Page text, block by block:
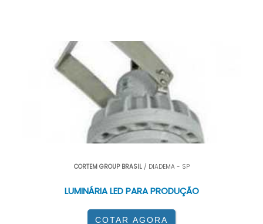
CORTEM GROUP BRASIL/ DIADEMA - SP
LUMINÁRIA LED PARA PRODUÇÃO
COTAR AGORA